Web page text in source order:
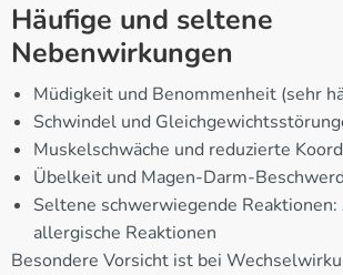
Häufige und seltene
Nebenwirkungen
Müdigkeit und Benommenheit (sehr
Schwindel und
Muskelschwäche und reduzierte
Übelkeit und Magen-Darm-
Seltene schwerwiegende
allergische Reaktionen
Besondere Vorsicht ist bei